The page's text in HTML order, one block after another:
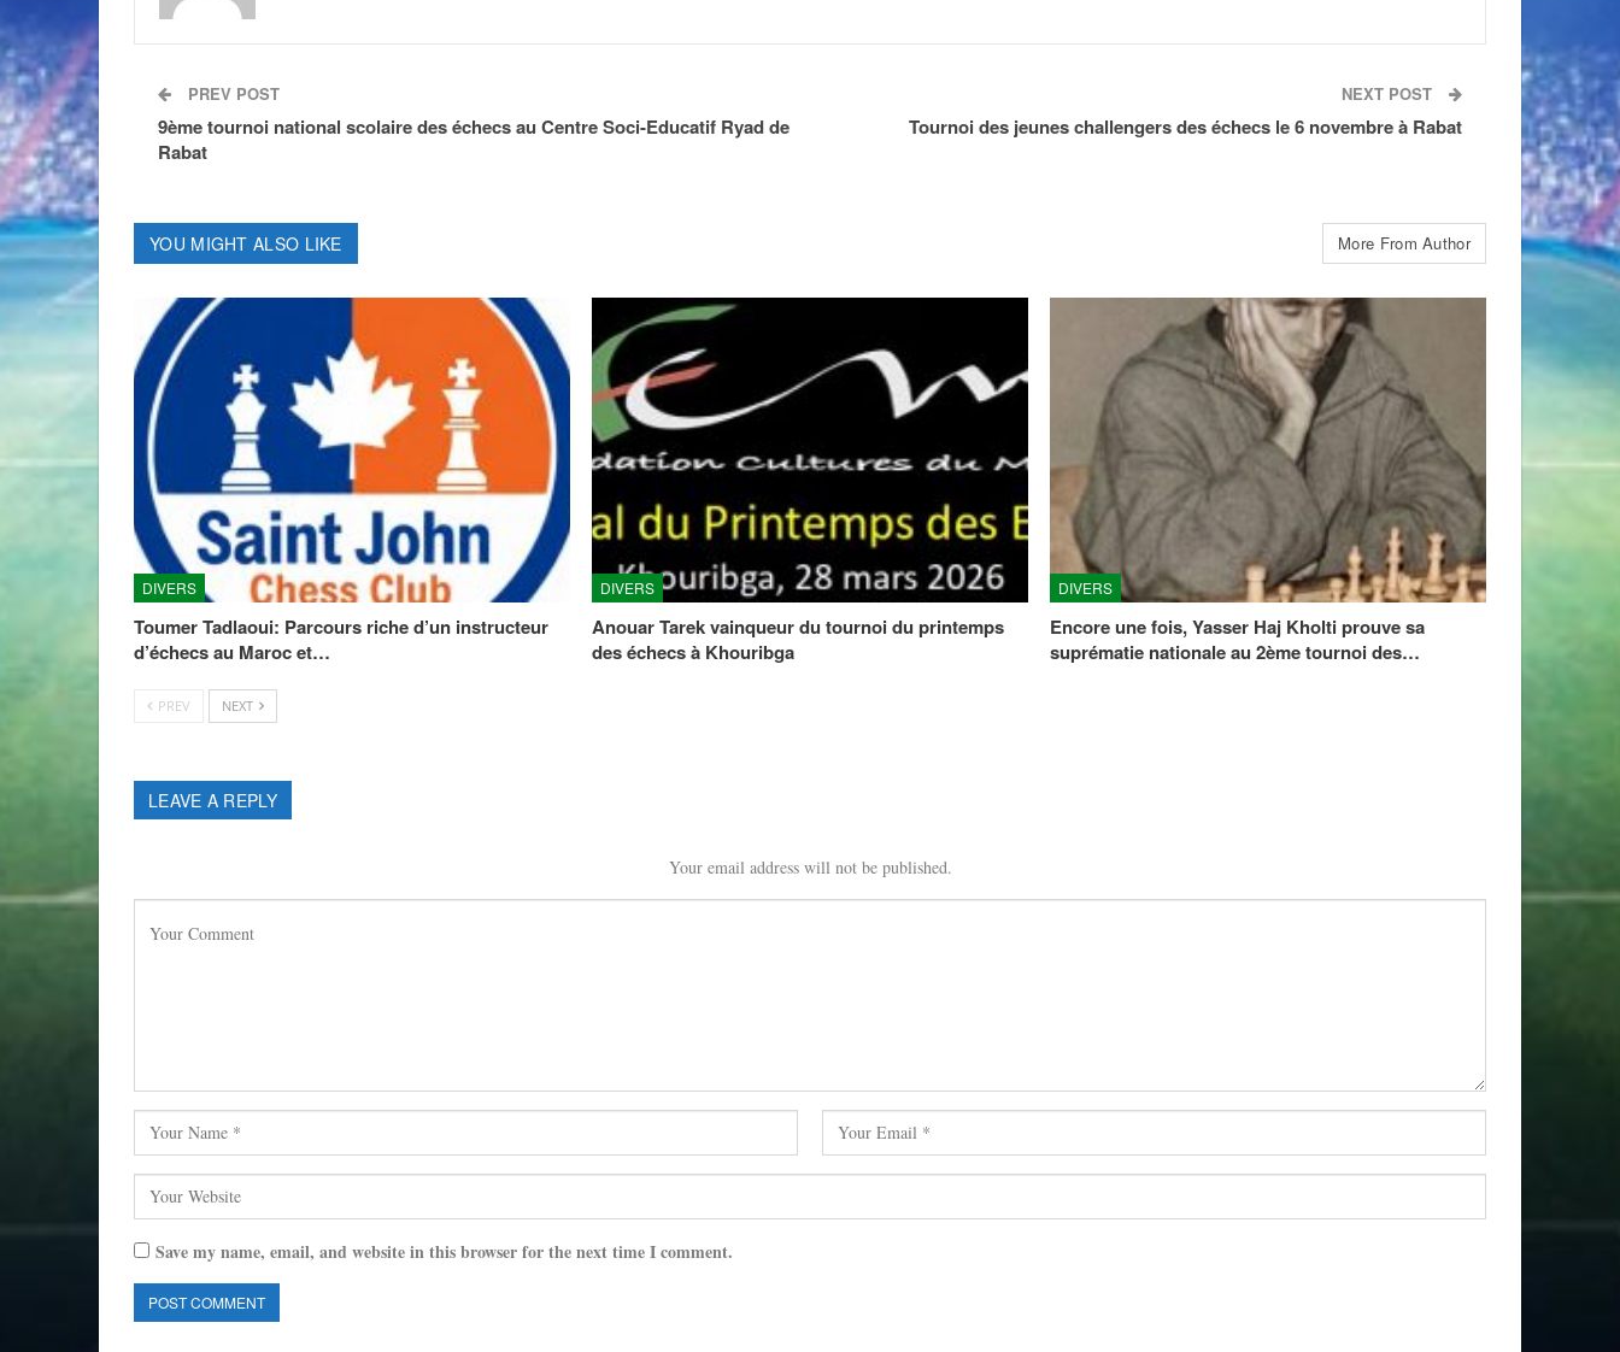
PREV POST
9ème tournoi national scolaire des échecs au Centre Soci-Educatif Ryad de
Rabat
NEXT POST
Tournoi des jeunes challengers des échecs le 6 novembre à Rabat
YOU MIGHT ALSO LIKE More From Author
DIVERS
Toumer Tadlaoui: Parcours riche d’un instructeur
d’échecs au Maroc et…
DIVERS
Anouar Tarek vainqueur du tournoi du printemps
des échecs à Khouribga
DIVERS
Encore une fois, Yasser Haj Kholti prouve sa
suprématie nationale au 2ème tournoi des…
PREV NEXT
LEAVE A REPLY
Your email address will not be published.
Save my name, email, and website in this browser for the next time I comment.